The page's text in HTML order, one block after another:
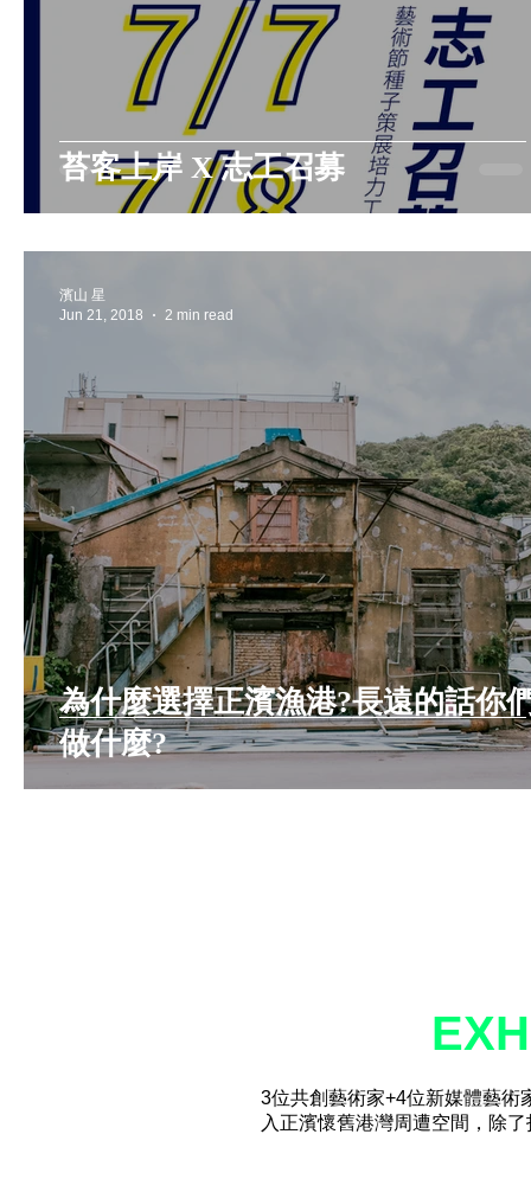
苔客上岸 X 志工召募
為什麼選擇正濱漁港?長遠的話你
做什麼?
濱山 星
Jun 21, 2018
2 min read
3位共創藝術家+4位新媒體藝術
入正濱懷舊港灣周遭空間，除